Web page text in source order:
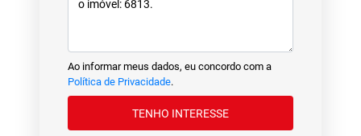
Ao informar meus dados, eu concordo com a
Política de Privacidade.
TENHO INTERESSE